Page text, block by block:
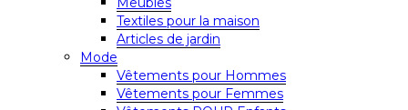
Textiles pour la maison
Articles de jardin
Mode
Vêtements pour Hommes
Vêtements pour Femmes